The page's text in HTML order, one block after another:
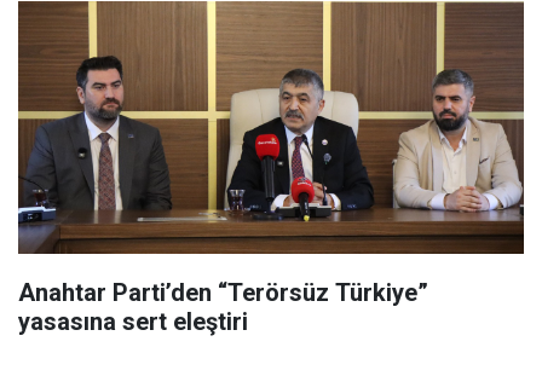
Anahtar Parti’den “Terörsüz Türkiye”
yasasına sert eleştiri